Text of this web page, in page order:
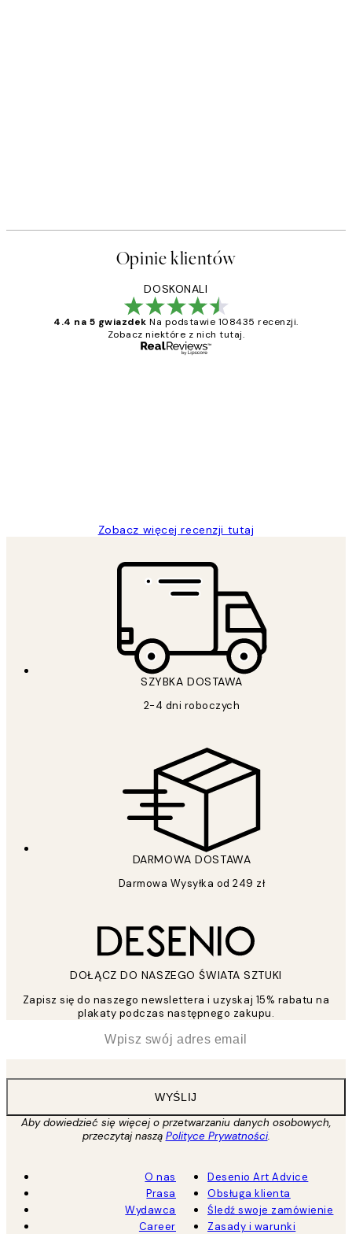
Opinie klientów
DOSKONALI
4.4 na 5 gwiazdek Na podstawie 108435 recenzji.
Zobacz niektóre z nich tutaj.
Zobacz więcej recenzji tutaj
SZYBKA DOSTAWA
2-4 dni roboczych
DARMOWA DOSTAWA
Darmowa Wysyłka od 249 zł
DOŁĄCZ DO NASZEGO ŚWIATA SZTUKI
Zapisz się do naszego newslettera i uzyskaj 15% rabatu na
plakaty podczas następnego zakupu.
WYŚLIJ
Aby dowiedzieć się więcej o przetwarzaniu danych osobowych,
przeczytaj naszą Polityce Prywatności.
O nas
Prasa
Wydawca
Career
Desenio Art Advice
Obsługa klienta
Śledź swoje zamówienie
Zasady i warunki